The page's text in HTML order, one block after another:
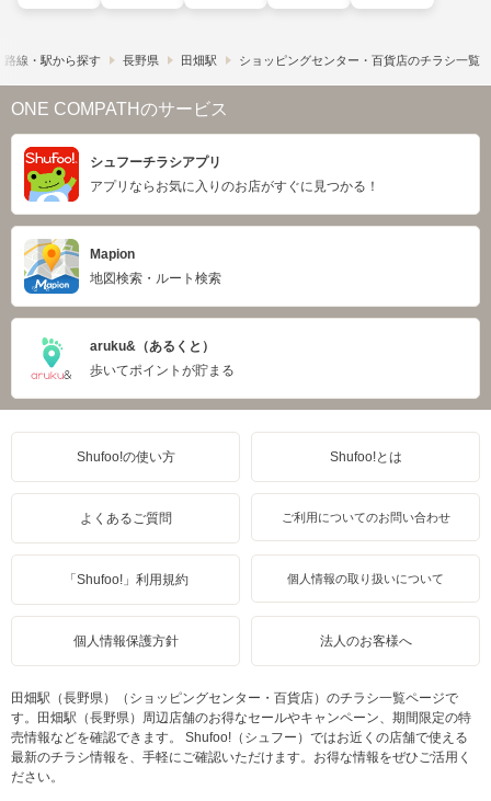
路線・駅から探す 長野県 田畑駅 ショッピングセンター・百貨店のチラシ一覧
ONE COMPATHのサービス
シュフーチラシアプリ
アプリならお気に入りのお店がすぐに見つかる！
Mapion
地図検索・ルート検索
aruku&（あるくと）
歩いてポイントが貯まる
Shufoo!の使い方 Shufoo!とは
よくあるご質問 ご利用についてのお問い合わせ
「Shufoo!」利用規約 個人情報の取り扱いについて
個人情報保護方針 法人のお客様へ
田畑駅（長野県）（ショッピングセンター・百貨店）のチラシ一覧ページで
す。田畑駅（長野県）周辺店舗のお得なセールやキャンペーン、期間限定の特
売情報などを確認できます。 Shufoo!（シュフー）ではお近くの店舗で使える
最新のチラシ情報を、手軽にご確認いただけます。お得な情報をぜひご活用く
ださい。